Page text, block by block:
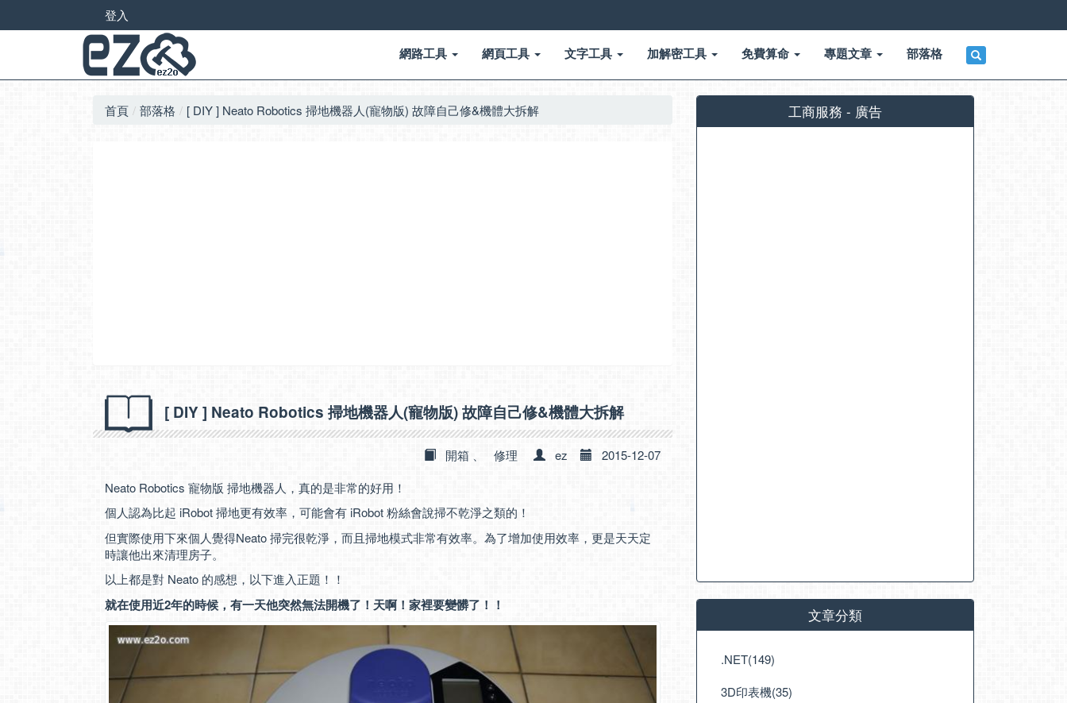
登入
網路工具 網頁工具 文字工具 加解密工具 免費算命 專題文章 部落格
首頁 部落格 [ DIY ] Neato Robotics 掃地機器人(寵物版) 故障自己修&機體大拆解
[ DIY ] Neato Robotics 掃地機器人(寵物版) 故障自己修&機體大拆解
開箱 修理 ez
2015-12-07
Neato Robotics 寵物版 掃地機器人，真的是非常的好用！
個人認為比起 iRobot 掃地更有效率，可能會有 iRobot 粉絲會說掃不乾淨之類的！
但實際使用下來個人覺得Neato 掃完很乾淨，而且掃地模式非常有效率。為了增加使用效率，更是天天定
時讓他出來清理房子。
以上都是對 Neato 的感想，以下進入正題！！
就在使用近2年的時候，有一天他突然無法開機了！天啊！家裡要變髒了！！
工商服務 - 廣告
文章分類
.NET(149)
3D印表機(35)